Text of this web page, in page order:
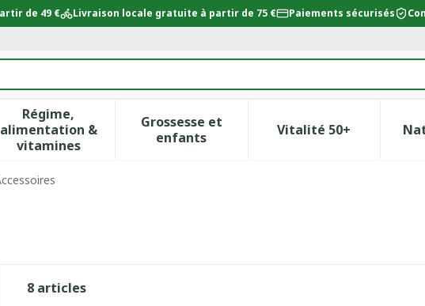
de 49 € Livraison locale gratuite à partir de 75 € Paiements sécurisés
menu pour la catégorie Beauté, soins et hygiène
Régime,
alimentation &
vitamines
Afficher le sous-menu pour la catégorie Régime,
Grossesse et
enfantsAfficher le sous-menu pour la
Vitalité 50+Afficher le sous-
8 articles